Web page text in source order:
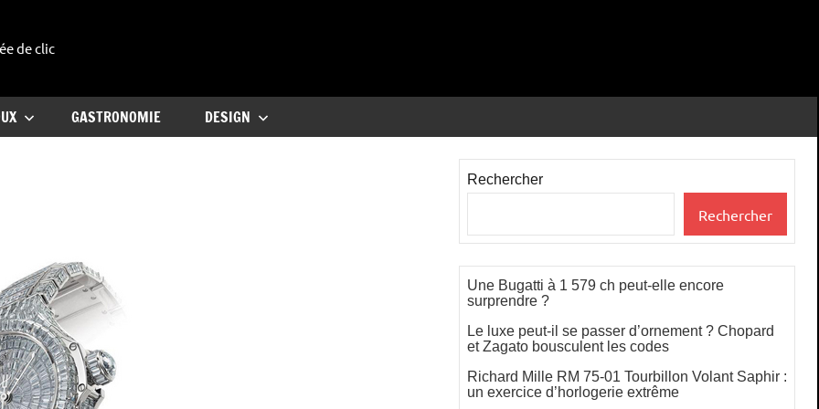
de clic
GASTRONOMIE DESIGN
Rechercher
Rechercher
Une Bugatti à 1 579 ch peut-elle encore
surprendre ?
Le luxe peut-il se passer d’ornement ? Chopard
et Zagato bousculent les codes
Richard Mille RM 75-01 Tourbillon Volant Saphir :
un exercice d’horlogerie extrême